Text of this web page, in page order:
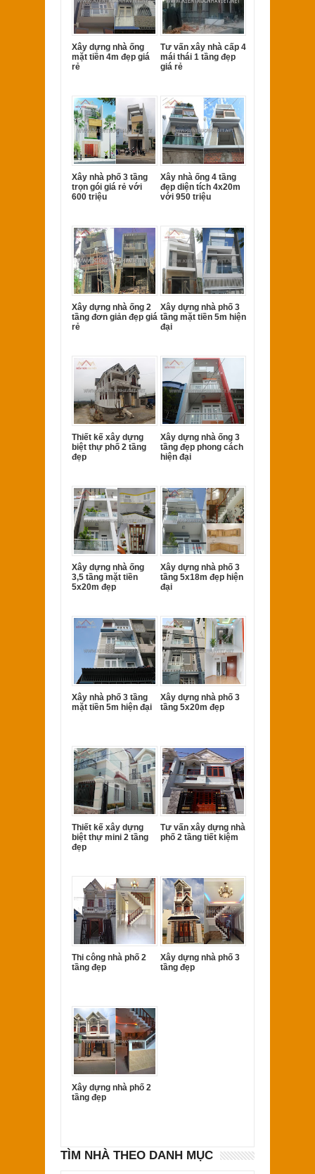
Xây dựng nhà ống
mặt tiền 4m đẹp giá
rẻ
Tư vấn xây nhà cấp 4
mái thái 1 tầng đẹp
giá rẻ
Xây nhà phố 3 tầng
trọn gói giá rẻ với
600 triệu
Xây nhà ống 4 tầng
đẹp diện tích 4x20m
với 950 triệu
Xây dựng nhà ống 2
tầng đơn giản đẹp giá
rẻ
Xây dựng nhà phố 3
tầng mặt tiền 5m hiện
đại
Thiết kế xây dựng
biệt thự phố 2 tầng
đẹp
Xây dựng nhà ống 3
tầng đẹp phong cách
hiện đại
Xây dựng nhà ống
3,5 tầng mặt tiền
5x20m đẹp
Xây dựng nhà phố 3
tầng 5x18m đẹp hiện
đại
Xây nhà phố 3 tầng
mặt tiền 5m hiện đại
Xây dựng nhà phố 3
tầng 5x20m đẹp
Thiết kế xây dựng
biệt thự mini 2 tầng
đẹp
Tư vấn xây dựng nhà
phố 2 tầng tiết kiệm
Thi công nhà phố 2
tầng đẹp
Xây dựng nhà phố 3
tầng đẹp
Xây dựng nhà phố 2
tầng đẹp
TÌM NHÀ THEO DANH MỤC